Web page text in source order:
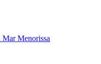
Mar Menorissa